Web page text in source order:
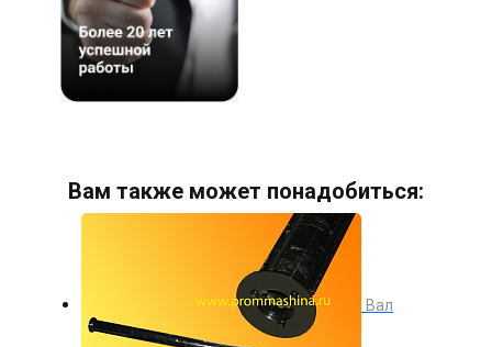
Вам также может понадобиться:
Вал